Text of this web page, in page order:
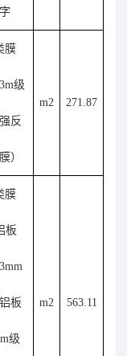
膜
3m级
反
）
m2 271.87
膜
板
3mm
板
级
m2 563.11